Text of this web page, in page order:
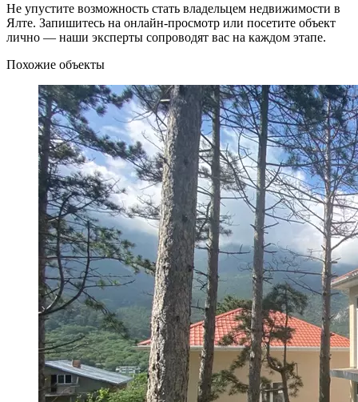
Не упустите возможность стать владельцем недвижимости в
Ялте. Запишитесь на онлайн-просмотр или посетите объект
лично — наши эксперты сопроводят вас на каждом этапе.
Похожие объекты